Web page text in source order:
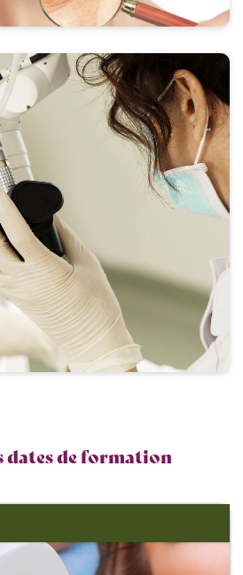
dates de formation